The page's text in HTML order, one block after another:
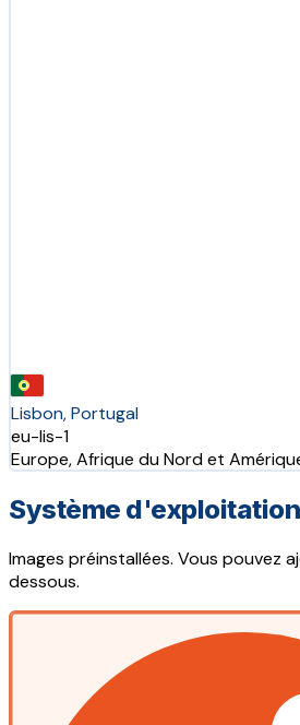
Lisbon, Portugal
eu-lis-1
Europe, Afrique du Nord et
Système d'exploitation
Images préinstallées. Vous pouvez
dessous.